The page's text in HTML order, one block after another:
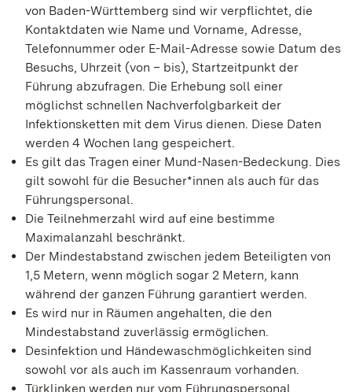
von Baden-Württemberg sind wir verpflichtet, die
Kontaktdaten wie Name und Vorname, Adresse,
Telefonnummer oder E-Mail-Adresse sowie Datum des
Besuchs, Uhrzeit (von – bis), Startzeitpunkt der
Führung abzufragen. Die Erhebung soll einer
möglichst schnellen Nachverfolgbarkeit der
Infektionsketten mit dem Virus dienen. Diese Daten
werden 4 Wochen lang gespeichert.
Es gilt das Tragen einer Mund-Nasen-Bedeckung. Dies
gilt sowohl für die Besucher*innen als auch für das
Führungspersonal.
Die Teilnehmerzahl wird auf eine bestimme
Maximalanzahl beschränkt.
Der Mindestabstand zwischen jedem Beteiligten von
1,5 Metern, wenn möglich sogar 2 Metern, kann
während der ganzen Führung garantiert werden.
Es wird nur in Räumen angehalten, die den
Mindestabstand zuverlässig ermöglichen.
Desinfektion und Händewaschmöglichkeiten sind
sowohl vor als auch im Kassenraum vorhanden.
Türklinken werden nur vom Führungspersonal